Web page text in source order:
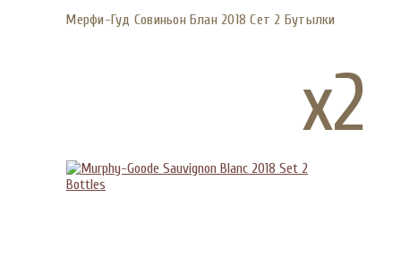
Мерфи-Гуд Совиньон Блан 2018 Сет 2 Бутылки
x2